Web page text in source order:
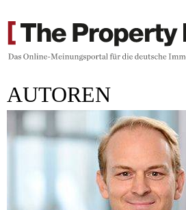
AUTOREN